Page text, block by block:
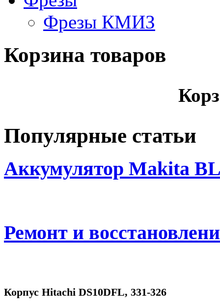
Фрезы КМИЗ
Корзина товаров
Популярные статьи
Аккумулятор Makita
Ремонт и
Корпус Hitachi DS10DFL, 331-326